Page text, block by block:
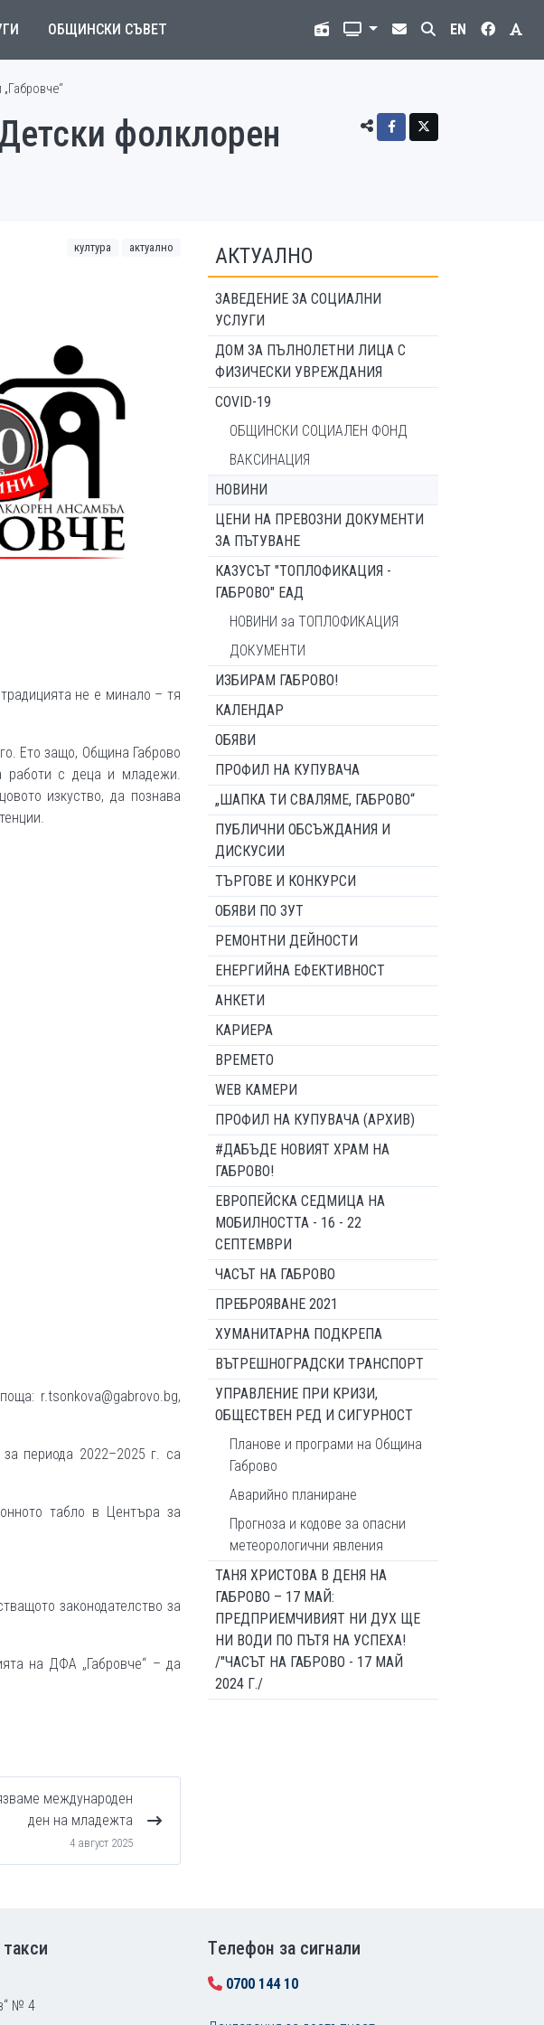
ОБЩИНСКИ СЪВЕТ EN
фолклорен
култура актуално
не е минало – тя
Ето защо, Община Габрово
работи с деца и младежи.
изкуство, да познава
r.tsonkova@gabrovo.bg,
периода 2022–2025 г. са
табло в Центъра за
законодателство за
на ДФА „Габровче“ – да
международен
ден на младежта
4 август 2025
АКТУАЛНО
ЗАВЕДЕНИЕ ЗА СОЦИАЛНИ
УСЛУГИ
ДОМ ЗА ПЪЛНОЛЕТНИ ЛИЦА С
ФИЗИЧЕСКИ УВРЕЖДАНИЯ
COVID-19
ОБЩИНСКИ СОЦИАЛЕН ФОНД
ВАКСИНАЦИЯ
НОВИНИ
ЦЕНИ НА ПРЕВОЗНИ ДОКУМЕНТИ
ЗА ПЪТУВАНЕ
КАЗУСЪТ "ТОПЛОФИКАЦИЯ -
ГАБРОВО" ЕАД
НОВИНИ за ТОПЛОФИКАЦИЯ
ДОКУМЕНТИ
ИЗБИРАМ ГАБРОВО!
КАЛЕНДАР
ОБЯВИ
ПРОФИЛ НА КУПУВАЧА
„ШАПКА ТИ СВАЛЯМЕ, ГАБРОВО“
ПУБЛИЧНИ ОБСЪЖДАНИЯ И
ДИСКУСИИ
ТЪРГОВЕ И КОНКУРСИ
ОБЯВИ ПО ЗУТ
РЕМОНТНИ ДЕЙНОСТИ
ЕНЕРГИЙНА ЕФЕКТИВНОСТ
АНКЕТИ
КАРИЕРА
ВРЕМЕТО
WEB КАМЕРИ
ПРОФИЛ НА КУПУВАЧА (АРХИВ)
#ДАБЪДЕ НОВИЯТ ХРАМ НА
ГАБРОВО!
ЕВРОПЕЙСКА СЕДМИЦА НА
МОБИЛНОСТТА - 16 - 22
СЕПТЕМВРИ
ЧАСЪТ НА ГАБРОВО
ПРЕБРОЯВАНЕ 2021
ХУМАНИТАРНА ПОДКРЕПА
ВЪТРЕШНОГРАДСКИ ТРАНСПОРТ
УПРАВЛЕНИЕ ПРИ КРИЗИ,
ОБЩЕСТВЕН РЕД И СИГУРНОСТ
Планове и програми на Община
Габрово
Аварийно планиране
Прогноза и кодове за опасни
метеорологични явления
ТАНЯ ХРИСТОВА В ДЕНЯ НА
ГАБРОВО – 17 МАЙ:
ПРЕДПРИЕМЧИВИЯТ НИ ДУХ ЩЕ
НИ ВОДИ ПО ПЪТЯ НА УСПЕХА!
/"ЧАСЪТ НА ГАБРОВО - 17 МАЙ
2024 Г./
№ 4
Tелефон за сигнали
0700 144 10